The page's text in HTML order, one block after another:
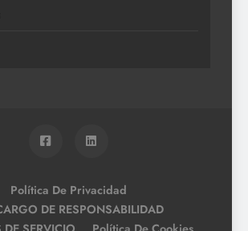
Política De Privacidad
DE RESPONSABILIDAD